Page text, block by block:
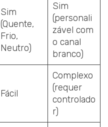
Sim
(Quente,
Frio,
Neutro)
Sim
(personali
zável com
o canal
branco)
Fácil
Complexo
(requer
controlado
r)